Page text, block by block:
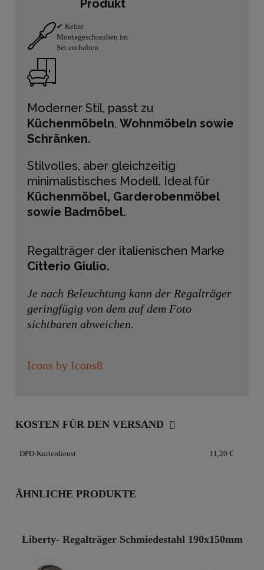
Produkt
✔ Keine
Montageschrauben im
Set enthalten.
Moderner Stil, passt zu
Küchenmöbeln, Wohnmöbeln sowie
Schränken.
Stilvolles, aber gleichzeitig
minimalistisches Modell. Ideal für
Küchenmöbel, Garderobenmöbel
sowie Badmöbel.
Regalträger der italienischen Marke
Citterio Giulio.
Je nach Beleuchtung kann der Regalträger
geringfügig von dem auf dem Foto
sichtbaren abweichen.
Icons by Icons8
KOSTEN FÜR DEN VERSAND
DPD-Kurierdienst 11,20 €
ÄHNLICHE PRODUKTE
Liberty- Regalträger Schmiedestahl 190x150mm